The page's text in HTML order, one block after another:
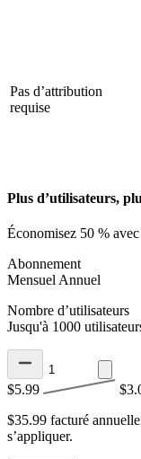
Pas d’attribution
requise
Plus d’utilisateurs,
Économisez 50 %
Abonnement
Mensuel Annuel
Nombre d’utilisateurs
Jusqu'à 1000
$5.99
$35.99 facturé
s’appliquer.